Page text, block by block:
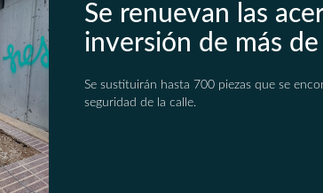
Se renuevan las
inversión de más de
Se sustituirán hasta 700 piezas que se
seguridad de la calle.